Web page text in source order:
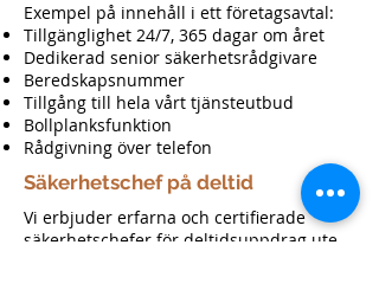
Exempel på innehåll i ett företagsavtal:
Tillgänglighet 24/7, 365 dagar om året
Dedikerad senior säkerhetsrådgivare
Beredskapsnummer
Tillgång till hela vårt tjänsteutbud
Bollplanksfunktion
Rådgivning över telefon
Säkerhetschef på deltid
Vi erbjuder erfarna och certifierade
säkerhetschefer för deltidsuppdrag ute